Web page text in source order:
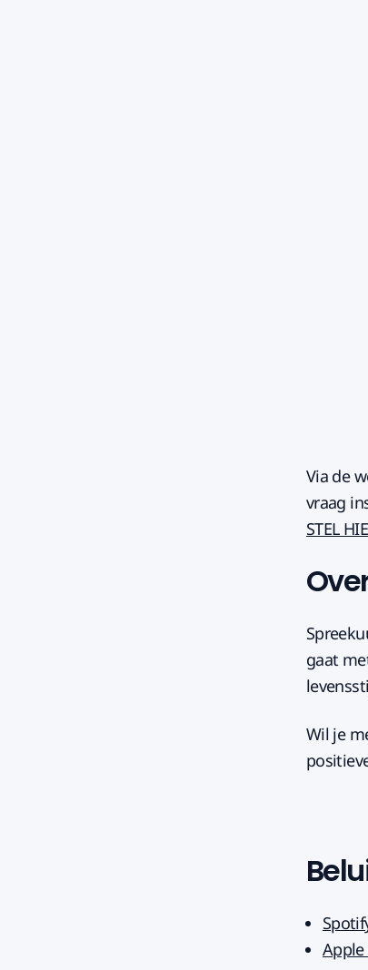
Via de
vraag
STEL
gaat
Wil je
Apple